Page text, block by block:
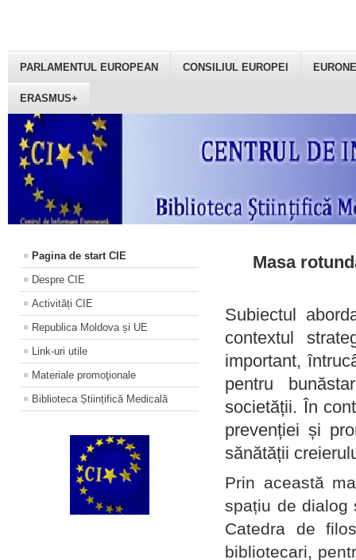
PARLAMENTUL EUROPEAN CONSILIUL EUROPEI
ERASMUS+
Pagina de start CIE
Despre CIE
Activități CIE
Republica Moldova și UE
Link-uri utile
Materiale promoţionale
Biblioteca Științifică Medicală
Masa
Subiectul
contextul
important,
pentru
societății. În
prevenției și
sănătății
Prin această
spațiu de dialog
Catedra de
bibliotecari,